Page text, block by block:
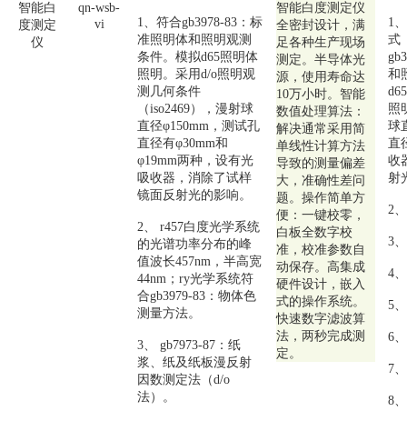
智能白
度测定
仪
qn-wsb-
vi
1、符合gb3978-83：标
准照明体和照明观测
条件。模拟d65照明体
照明。采用d/o照明观
测几何条件
（iso2469），漫射球
直径φ150mm，测试孔
直径有φ30mm和
φ19mm两种，设有光
吸收器，消除了试样
镜面反射光的影响。
2、 r457白度光学系统
的光谱功率分布的峰
值波长457nm，半高宽
44nm；ry光学系统符
合gb3979-83：物体色
测量方法。
3、 gb7973-87：纸
浆、纸及纸板漫反射
因数测定法（d/o
法）。
智能白度测定仪
全密封设计，满
足各种生产现场
测定。半导体光
源，使用寿命达
10万小时。智能
数值处理算法：
解决通常采用简
单线性计算方法
导致的测量偏差
大，准确性差问
题。操作简单方
便：一键校零，
白板全数字校
准，校准参数自
动保存。高集成
硬件设计，嵌入
式的操作系统。
快速数字滤波算
法，两秒完成测
定。
1
式
和
照
球
直
收
射
2
3
4
5
6
7
8